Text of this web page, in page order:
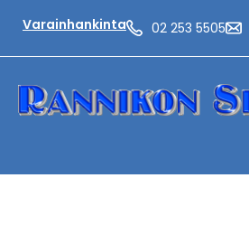
Varainhankinta 02 253 5505